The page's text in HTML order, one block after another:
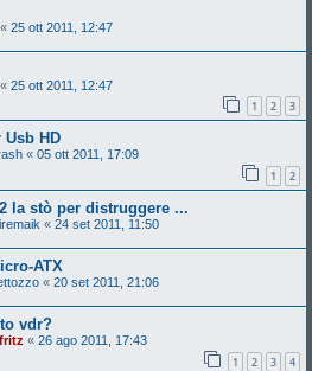
« 25 ott 2011, 12:47
« 25 ott 2011, 12:47
1 2 3
Usb HD
« 05 ott 2011, 17:09
1 2
la stò per distruggere ...
« 24 set 2011, 11:50
ATX
« 20 set 2011, 21:06
vdr?
« 26 ago 2011, 17:43
1 2 3 4